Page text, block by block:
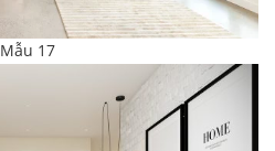
Mẫu 17